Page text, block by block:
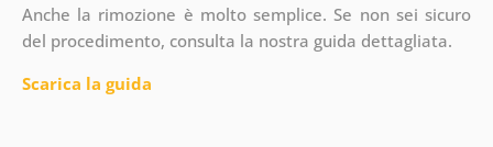
Anche la rimozione è molto semplice. Se non sei sicuro
del procedimento, consulta la nostra guida dettagliata.
Scarica la guida